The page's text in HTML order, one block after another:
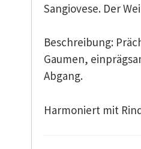
Sangiovese. Der
Beschreibung:
Gaumen,
Abgang.
Harmoniert mit